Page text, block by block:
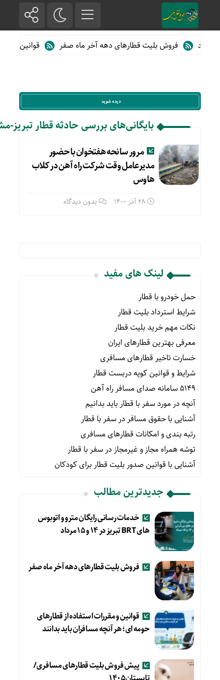
فروش بلیت قطارهای دهه آخر ماه صفر قوانین و
بایگانی‌های بررسی حادثه قطار تبریز-
مرور سانحه هفتخوان با حضور
مدیرعامل وقت شرکت راه‌ آهن در کلاب
هاوس
28 آذر 1400 بدون دیدگاه
لینک های مفید
حمل خودرو با قطار
شرایط استرداد بلیت قطار
نکات مهم خرید بلیت قطار
معرفی بهترین قطارهای ایران
خسارت تاخیر قطارهای مسافری
شرایط و قوانین کوپه دربست قطار
۵۱۴۹ سامانه صدای مسافر راه آهن
آنچه در مورد سفر با قطار باید بدانیم
آشنایی با حقوق مسافر در سفر با قطار
رتبه بندی و امکانات قطارهای مسافری
توشه همراه مجاز و غیرمجاز در سفر با قطار
آشنایی با قوانین صدور بلیت قطار برای کودکان
جدیدترین مطالب
خدمات رسانی رایگان مترو و اتوبوس
های BRT تبریز در ۱۴ و ۱۵ مرداد
فروش بلیت قطارهای دهه آخر ماه صفر
قوانین و مقررات استفاده از قطارهای
حومه ای؛ هر آنچه مسافران باید بدانند
پیش فروش بلیت قطارهای مسافری/